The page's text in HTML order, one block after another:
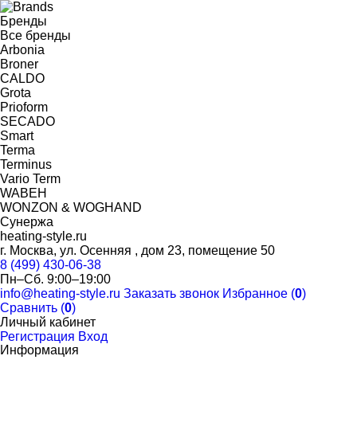
Бренды
Все бренды
Arbonia
Broner
CALDO
Grota
Prioform
SECADO
Smart
Terma
Terminus
Vario Term
WABEH
WONZON & WOGHAND
Сунержа
heating-style.ru
г. Москва, ул. Осенняя , дом 23, помещение 50
8 (499) 430-06-38
Пн–Сб. 9:00–19:00
info@heating-style.ru Заказать звонок Избранное (0)
Сравнить (0)
Личный кабинет
Регистрация Вход
Информация